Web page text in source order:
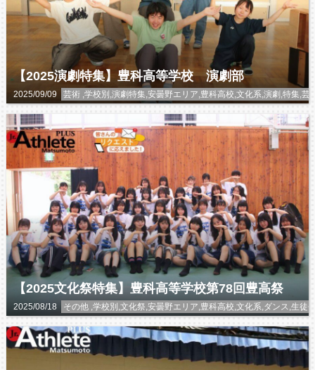
【2025演劇特集】豊科高等学校 演劇部
2025/09/09 芸術 ,学校別,演劇特集,安曇野エリア,豊科高校,文化系,演劇,特集,芸
【2025文化祭特集】豊科高等学校第78回豊高祭
2025/08/18 その他 ,学校別,文化祭,安曇野エリア,豊科高校,文化系,ダンス,生